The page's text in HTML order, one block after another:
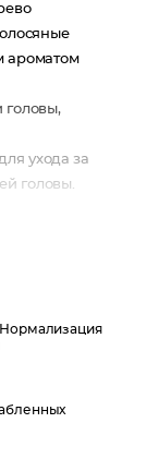
ароматом
головы,
ухода за
головы.
Нормализация